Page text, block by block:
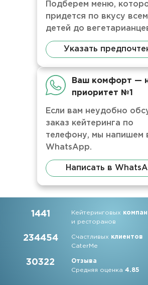
Подберем меню,
придется по вкусу
детей до
Указать
Ваш комфорт —
приоритет №1
Если вам неудобно
заказ кейтеринга по
телефону, мы напишем
WhatsApp.
Написать в
1441 Кейтеринговых
и ресторанов
234454 Счастливых клиентов
CaterMe
30322
Отзыва
Средняя оценка4.85